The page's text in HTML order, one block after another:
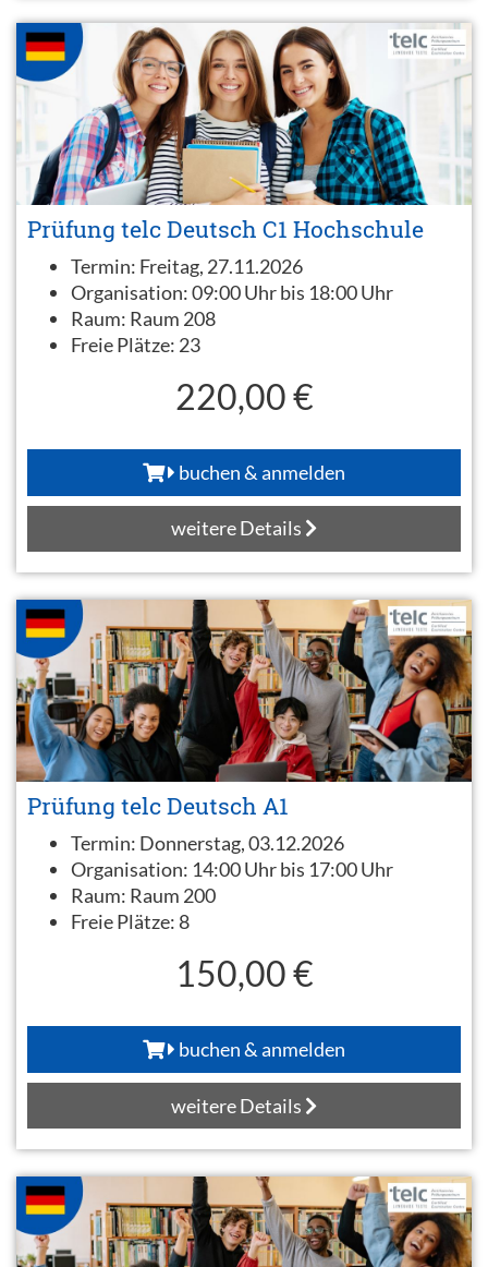
Prüfung telc Deutsch C1 Hochschule
Termin: Freitag, 27.11.2026
Organisation:09:00 Uhr bis 18:00 Uhr
Raum: Raum 208
Freie Plätze: 23
220,00 €
buchen & anmelden
weitere Details
Prüfung telc Deutsch A1
Termin: Donnerstag, 03.12.2026
Organisation: 14:00 Uhr bis 17:00 Uhr
Raum: Raum 200
Freie Plätze: 8
150,00 €
buchen & anmelden
weitere Details